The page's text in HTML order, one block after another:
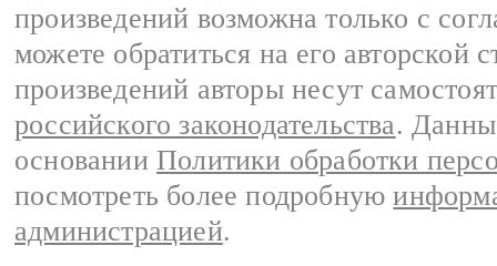
произведений возможна только с
можете обратиться на его авторской
произведений авторы несут
российского законодательства.
основании Политики обработки
посмотреть более подробную
администрацией.